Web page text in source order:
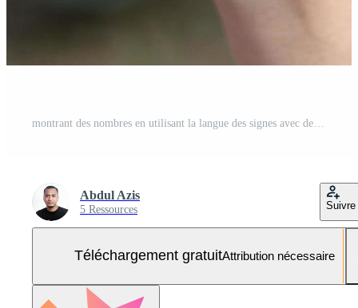
Abdul Azis
5 Ressources Suivre
Téléchargement gratuitAttribution nécessaire